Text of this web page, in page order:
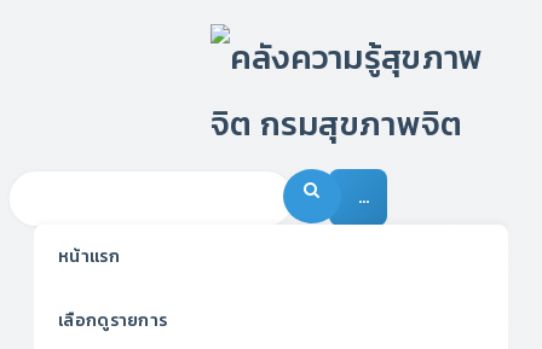
…
หน้าแรก
เลือกดูรายการ